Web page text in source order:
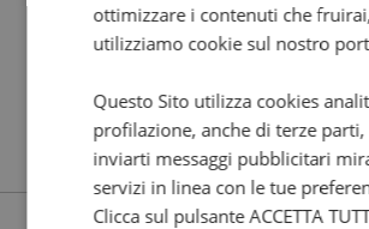
ottimizzare i contenuti che
utilizziamo cookie sul nostro
Questo Sito utilizza cookies
profilazione, anche di terze
inviarti messaggi pubblicitari
servizi in linea con le tue
Clicca sul pulsante ACCETTA